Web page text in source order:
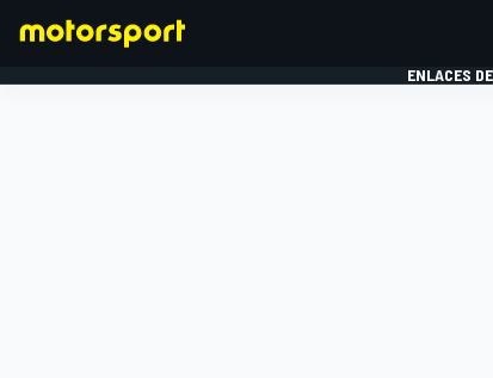
ENLACES